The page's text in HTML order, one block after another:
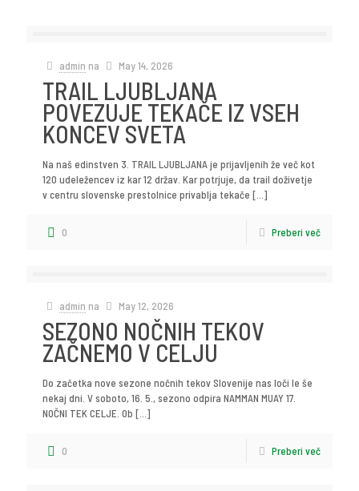
admin na May 14, 2026
TRAIL LJUBLJANA
POVEZUJE TEKAČE IZ VSEH
KONCEV SVETA
Na naš edinstven 3. TRAIL LJUBLJANA je prijavljenih že več kot
120 udeležencev iz kar 12 držav. Kar potrjuje, da trail doživetje
v centru slovenske prestolnice privablja tekače […]
0 Preberi več
admin na May 12, 2026
SEZONO NOČNIH TEKOV
ZAČNEMO V CELJU
Do začetka nove sezone nočnih tekov Slovenije nas loči le še
nekaj dni. V soboto, 16. 5., sezono odpira NAMMAN MUAY 17.
NOČNI TEK CELJE. Ob […]
0 Preberi več